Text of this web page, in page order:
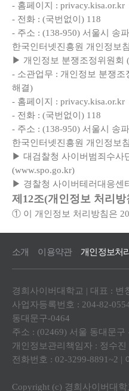
- 홈페이지 : privacy.kisa.or.kr
- 전화 : (국번없이) 118
- 주소 : (138-950) 서울시 송
한국인터넷진흥원 개인정보
▶ 개인정보 분쟁조정위원회
- 소관업무 : 개인정보 분쟁
해결)
- 홈페이지 : privacy.kisa.or.kr
- 전화 : (국번없이) 118
- 주소 : (138-950) 서울시 송
한국인터넷진흥원 개인정보
▶ 대검찰청 사이버범죄수사
(www.spo.go.kr)
▶ 경찰청 사이버테러대응센
제12조(개인정보 처리
① 이 개인정보 처리방침은
소개 이용약관 개인정보처
경희사이버대학교 | 대표 : 변
사업자등록번호 : 204-82-
동대문구-0464
주소 : (02469) 서울 동대문
개인정보관리책임자 : 정수진
전화번호 : 02-3299-8891~2 |
Copyright (c) 경희사이버대학